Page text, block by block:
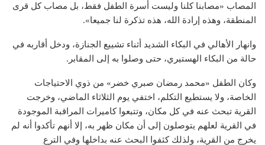
المصاب «مصابنا كلنا وليست أسرة الطفل فقط، بل مصاب كل قرى
المنطقة، وهذه إرادة الله، هذه تذكرة لنا جميعا».
وانهار الأهالي في البكاء الشديد أثناء تشييع الجنازة، ودخل أقاربه في
حالة من البكاء الهستيري، حتى وصلوا به إلى المقابر.
وكان الطفل «محمد رمضان صبري خضر» من ذوي الاحتياجات
الخاصة، ولا يستطيع التكلم، اختفي يوم الثلاثاء الماضي، وخرجت
القرية تبحث عنه في كل مكان، وتتبعوا كاميرات المراقبة الموجودة
في القرية لعلهم يتوصلون إلى أن مكان ظهر به، إلا أنهم تأكدوا أنه لم
يخرج من القرية، ولذلك كثفوا البحث عنه بداخلها وفي الترع